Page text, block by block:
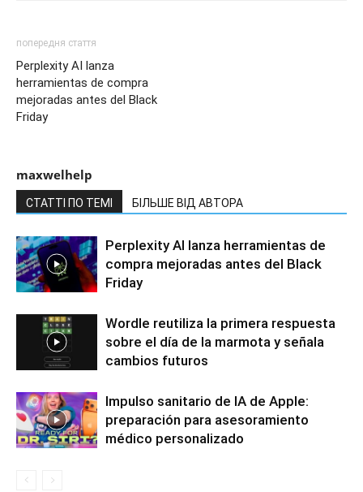
попередня стаття
Perplexity AI lanza
herramientas de compra
mejoradas antes del Black
Friday
maxwelhelp
СТАТТІ ПО ТЕМІ БІЛЬШЕ ВІД АВТОРА
Perplexity AI lanza herramientas de
compra mejoradas antes del Black
Friday
Wordle reutiliza la primera respuesta
sobre el día de la marmota y señala
cambios futuros
Impulso sanitario de IA de Apple:
preparación para asesoramiento
médico personalizado